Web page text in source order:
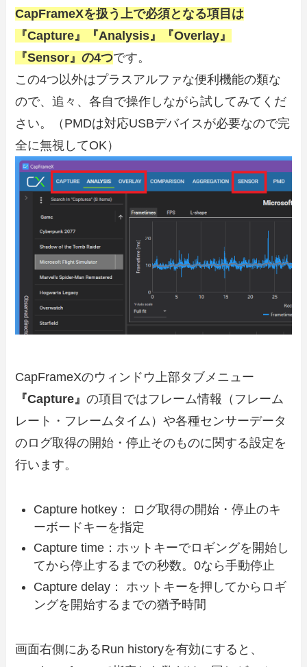
CapFrameXを扱う上で必須となる項目は
『Capture』『Analysis』『Overlay』
『Sensor』の4つです。
この4つ以外はプラスアルファな便利機能の類な
ので、追々、各自で操作しながら試してみてくだ
さい。（PMDは対応USBデバイスが必要なので完
全に無視してOK）
CapFrameXのウィンドウ上部タブメニュー
『Capture』の項目ではフレーム情報（フレーム
レート・フレームタイム）や各種センサーデータ
のログ取得の開始・停止そのものに関する設定を
行います。
Capture hotkey： ログ取得の開始・停止のキ
ーボードキーを指定
Capture time：ホットキーでロギングを開始し
てから停止するまでの秒数。0なら手動停止
Capture delay： ホットキーを押してからロギ
ングを開始するまでの猶予時間
画面右側にあるRun historyを有効にすると、